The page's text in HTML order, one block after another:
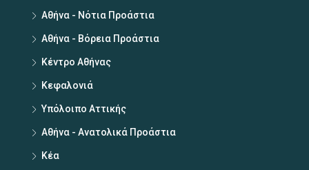
Αθήνα - Νότια Προάστια
Αθήνα - Βόρεια Προάστια
Κέντρο Αθήνας
Κεφαλονιά
Υπόλοιπο Αττικής
Αθήνα - Ανατολικά Προάστια
Κέα